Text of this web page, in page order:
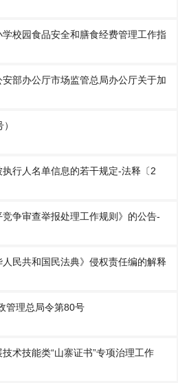
校园食品安全和膳食经费管理工作指
部办公厅市场监管总局办公厅关于加
行人名单信息的若干规定-法释〔2
争审查举报处理工作规则》的公告-
民共和国民法典》侵权责任编的解释
管理总局令第80号
术技能类“山寨证书”专项治理工作